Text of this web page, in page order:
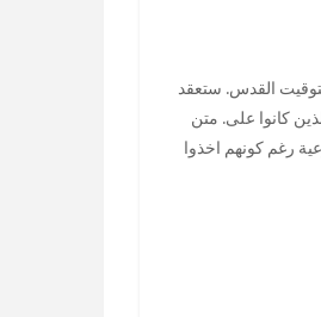
كانوا على. متن
رغم كونهم اخذوا